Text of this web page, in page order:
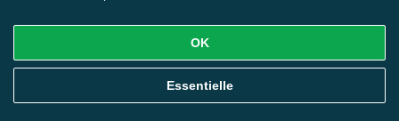
OK
Essentielle